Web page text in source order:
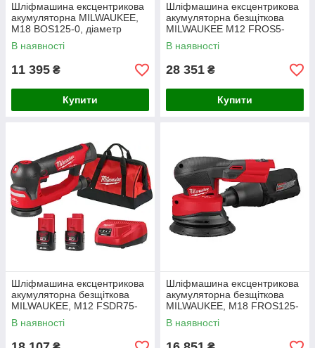
Шліфмашина ексцентрикова
акумуляторна MILWAUKEE,
M18 BOS125-0, діаметр
125мм (заміна на
4933498253) (+ пилозбірник,
В наявності
11 395 ₴
Купити
Шліфмашина ексцентрикова
акумуляторна безщіткова
MILWAUKEE M12 FROS5-
502X, діаметр150мм
(зарядний пристрій С12 С, 2
В наявності
28 351 ₴
Купити
Шліфмашина ексцентрикова
акумуляторна безщіткова
MILWAUKEE, M12 FSDR75-
202B, діаметр 75мм
(зарядний пристрій С12 С, 2
В наявності
Шліфмашина ексцентрикова
акумуляторна безщіткова
MILWAUKEE, M18 FROS125-
0B, діаметр 125мм (каркас,
сумка)
В наявності